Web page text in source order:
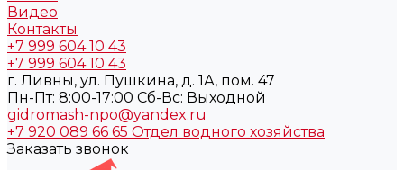
Видео
Контакты
+7 999 604 10 43
+7 999 604 10 43
г. Ливны, ул. Пушкина, д. 1А, пом. 47
Пн-Пт: 8:00-17:00 Cб-Вс: Выходной
gidromash-npo@yandex.ru
+7 920 089 66 65 Отдел водного хозяйства
Заказать звонок